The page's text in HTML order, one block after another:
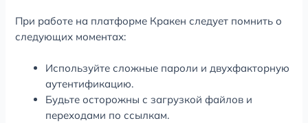
При работе на платформе Кракен следует помнить о
следующих моментах:
Используйте сложные пароли и двухфакторную
аутентификацию.
Будьте осторожны с загрузкой файлов и
переходами по ссылкам.